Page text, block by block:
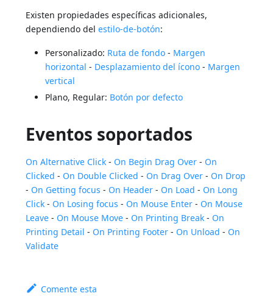
Existen propiedades específicas adicionales,
dependiendo delestilo-de-botón:
Personalizado: Ruta de fondo - Margen
horizontal - Desplazamiento del ícono - Margen
vertical
Plano, Regular: Botón por defecto
Eventos soportados
On Alternative Click - On Begin Drag Over - On
Clicked - On Double Clicked - On Drag Over - On Drop
- On Getting focus - On Header - On Load - On Long
Click - On Losing focus - On Mouse Enter - On Mouse
Leave - On Mouse Move - On Printing Break - On
Printing Detail - On Printing Footer - On Unload - On
Validate
Comente esta